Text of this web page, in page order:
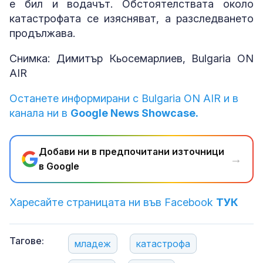
е бил и водачът. Обстоятелствата около
катастрофата се изясняват, а разследването
продължава.
Снимка: Димитър Кьосемарлиев, Bulgaria ON
AIR
Останете информирани с Bulgaria ON AIR и в
канала ни в Google News Showcase.
Добави ни в предпочитани източници
в Google
→
Харесайте страницата ни във Facebook ТУК
Тагове: младеж катастрофа